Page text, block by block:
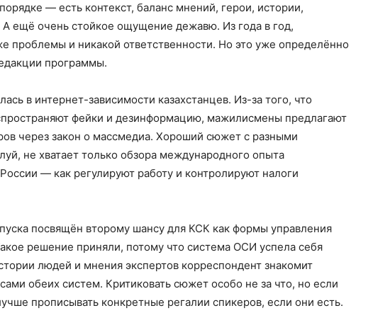
— есть контекст, баланс мнений, герои, истории,
А ещё очень стойкое ощущение дежавю. Из года в год,
проблемы и никакой ответственности. Но это уже определённо
программы.
в интернет-зависимости казахстанцев. Из-за того, что
фейки и дезинформацию, мажилисмены предлагают
через закон о массмедиа. Хороший сюжет с разными
не хватает только обзора международного опыта
— как регулируют работу и контролируют налоги
посвящён второму шансу для КСК как формы управления
решение приняли, потому что система ОСИ успела себя
людей и мнения экспертов корреспондент знакомит
обеих систем. Критиковать сюжет особо не за что, но если
прописывать конкретные регалии спикеров, если они есть.